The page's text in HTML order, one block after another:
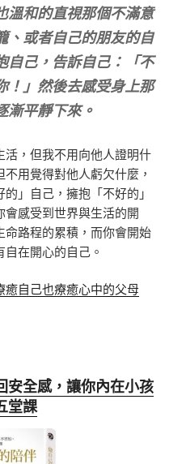
溫和的直視那個不滿意
、或者自己的朋友的自
自己，告訴自己：「不
！」然後去感受身上那
漸平靜下來。
，但我不用向他人證明什
用覺得對他人虧欠什麼，
」自己，擁抱「不好的」
會感受到世界與生活的開
路程的累積，而你會開始
在開心的自己。
癒自己也療癒心中的父母
安全感，讓你內在小孩
堂課